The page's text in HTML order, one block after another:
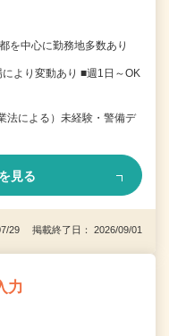
中心に勤務地多数あり
より変動あり ■週1日～OK
法による）未経験・警備デ
見る
29 掲載終了日： 2026/09/01
力